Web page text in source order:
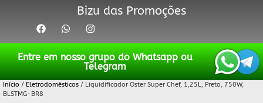
Bizu das Promoções
Entre em nosso grupo do Whatsapp ou
Telegram
Início / Eletrodomésticos / Liquidificador Oster Super Chef, 1,25L, Preto, 750W,
BLSTMG-BR8